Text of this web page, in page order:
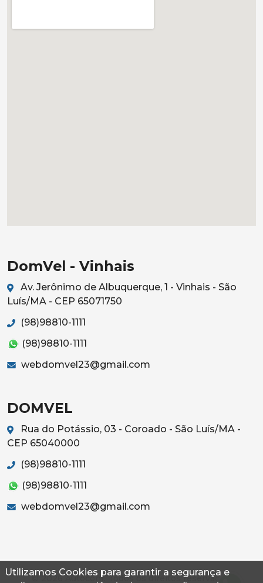
Utilizamos Cookies para garantir a segurança e
DomVel - Vinhais
Av. Jerônimo de Albuquerque, 1 - Vinhais - São
Luís/MA - CEP 65071750
(98)98810-1111
(98)98810-1111
webdomvel23@gmail.com
DOMVEL
Rua do Potássio, 03 - Coroado - São Luís/MA -
CEP 65040000
(98)98810-1111
(98)98810-1111
webdomvel23@gmail.com
© 2026 Autoconf. Todos os direitos reservados.